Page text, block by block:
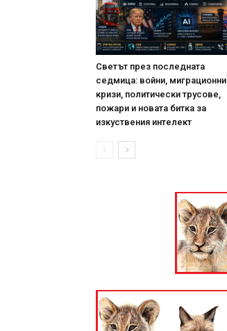
Светът през последната
седмица: войни, миграционни
кризи, политически трусове,
пожари и новата битка за
изкуствения интелект